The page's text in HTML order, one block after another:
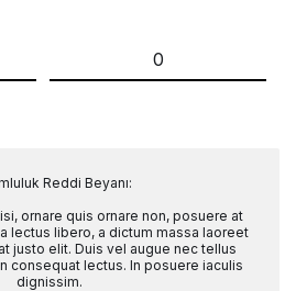
0
Reddi Beyanı:
ornare quis ornare non, posuere at
lectus libero, a dictum massa laoreet
justo elit. Duis vel augue nec tellus
consequat lectus. In posuere iaculis
dignissim.